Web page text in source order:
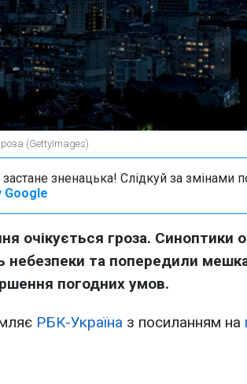
(GettyImages)
застане зненацька! Слідкуй за змінами
Google
очікується гроза. Синоптики
небезпеки та попередили
погодних умов.
РБК-Україна з посиланням на